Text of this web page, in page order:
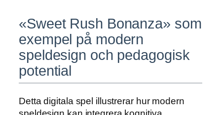
«Sweet Rush Bonanza» som
exempel på modern
speldesign och pedagogisk
potential
Detta digitala spel illustrerar hur modern